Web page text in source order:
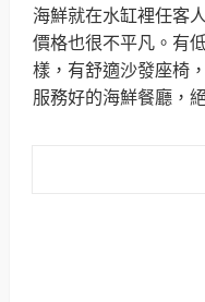
海鮮就在水缸裡任客
價格也很不平凡。有
樣，有舒適沙發座椅
服務好的海鮮餐廳，